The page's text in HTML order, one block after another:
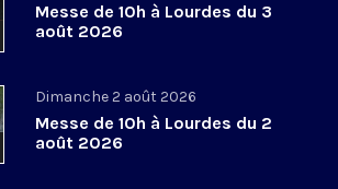
Messe de 10h à Lourdes du 3
août 2026
Dimanche 2 août 2026
Messe de 10h à Lourdes du 2
août 2026